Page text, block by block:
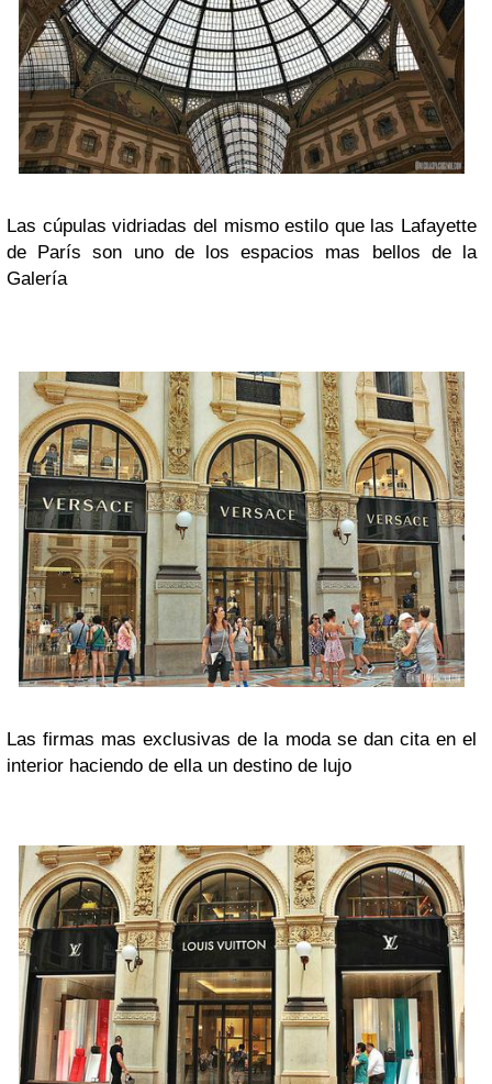
Las cúpulas vidriadas del mismo estilo que las Lafayette
de París son uno de los espacios mas bellos de la
Galería
Las firmas mas exclusivas de la moda se dan cita en el
interior haciendo de ella un destino de lujo